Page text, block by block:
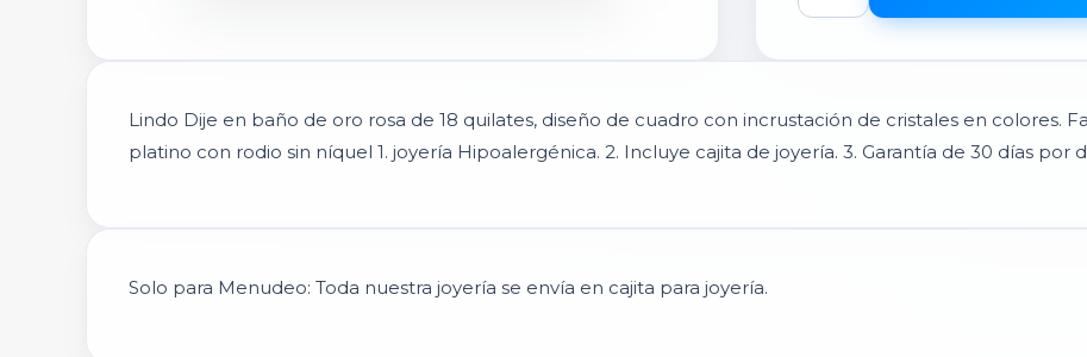
Lindo Dije en baño de oro rosa de 18 quilates, diseño de cuadro con incrustación de cristales en colores.
platino con rodio sin níquel 1. joyería Hipoalergénica. 2. Incluye cajita de joyería. 3. Garantía de 30 días por
Solo para Menudeo: Toda nuestra joyería se envía en cajita para joyería.